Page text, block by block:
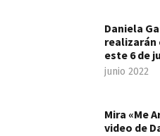
Daniela
realizarán
este 6 de
junio 2022
Mira «Me
video de